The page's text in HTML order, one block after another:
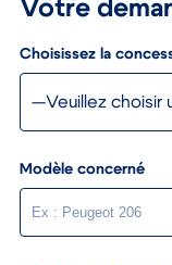
Votre
Choisissez la
Modèle concerné